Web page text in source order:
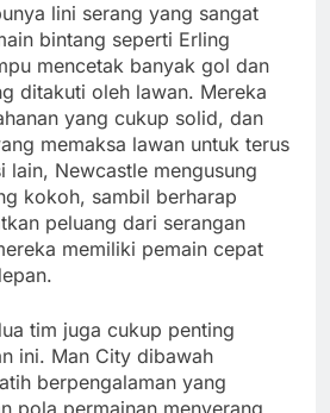
lini serang yang sangat
bintang seperti Erling
mencetak banyak gol dan
ditakuti oleh lawan. Mereka
yang cukup solid, dan
memaksa lawan untuk terus
lain, Newcastle mengusung
kokoh, sambil berharap
peluang dari serangan
memiliki pemain cepat
tim juga cukup penting
ini. Man City dibawah
berpengalaman yang